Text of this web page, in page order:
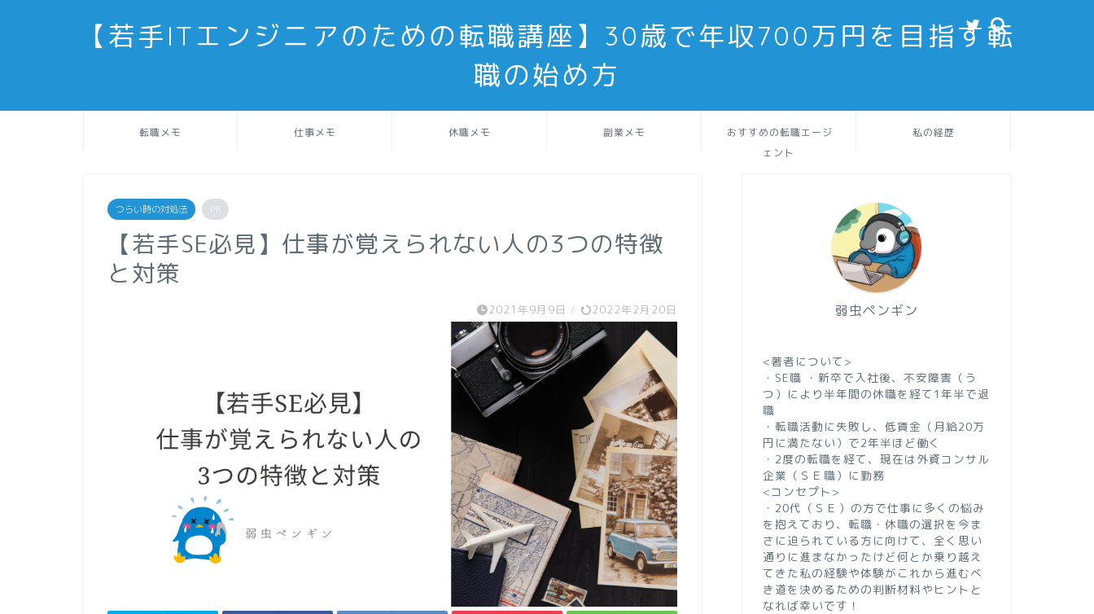
【若手ITエンジニアのための転職講座】30歳で年収700万円を目指す転
職の始め方
転職メモ 仕事メモ 休職メモ 副業メモ
おすすめの転職エージ
ェント
私の経歴
つらい時の対処法
【若手SE必見】仕事が覚えられない人の3つの特徴
と対策
2021年9月9日 / 2022年2月20日 弱虫ペンギン
<著者について>
・SE職 ・新卒で入社後、不安障害（う
つ）により半年間の休職を経て1年半で退
職
・転職活動に失敗し、低賃金（月給20万
円に満たない）で2年半ほど働く
・2度の転職を経て、現在は外資コンサル
企業（ＳＥ職）に勤務
<コンセプト>
・20代（ＳＥ）の方で仕事に多くの悩み
を抱えており、転職・休職の選択を今ま
さに迫られている方に向けて、全く思い
通りに進まなかったけど何とか乗り越え
てきた私の経験や体験がこれから進むべ
き道を決めるための判断材料やヒントと
なれば幸いです！